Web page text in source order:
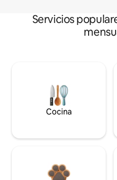
Servicios
Cocina